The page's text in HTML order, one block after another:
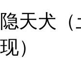
天犬
）